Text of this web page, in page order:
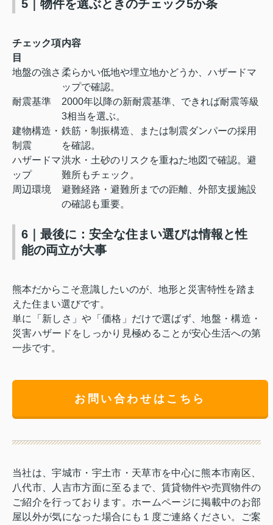
5｜物件を選ぶときのチェック5か条
チェック項
目
内容
地盤の強さ 柔らかい低地や埋立地かどうか、ハザードマ
ップで確認。
耐震基準
2000年以降の新耐震基準、できれば耐震等級
3相当を選ぶ。
建物構造・
制震
鉄筋・制振構造、または制震ダンパーの採用
を確認。
ハザードマ
ップ
洪水・土砂のリスクを重ねた地図で確認。避
難所もチェック。
周辺環境
避難経路・避難所までの距離、外部支援施設
の確認も重要。
6｜最後に：安全な住まい選びは情報と性
能の両立が大事
熊本だからこそ意識したいのが、地形と災害特性を踏ま
えた住まい選びです。
単に「新しさ」や「価格」だけで選ばず、地盤・構造・
災害ハザードをしっかり見極めることが安心生活への第
一歩です。
お問い合わせはこちら
当社は、宇城市・宇土市・天草市を中心に熊本市南区、
八代市、人吉市方面に至るまで、賃貸物件や売買物件の
ご紹介を行っております。ホームページに掲載中のお部
屋以外が気になった場合にも１度ご連絡ください。ご案